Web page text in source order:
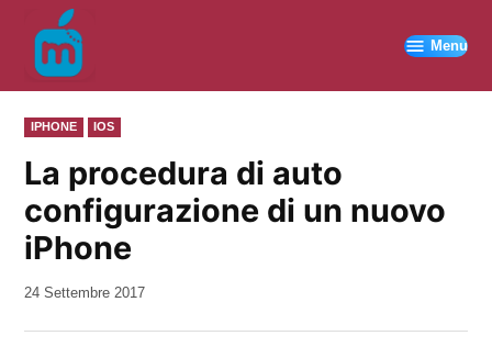
contenuto
Menu
PUBBLICATO
IN
IPHONE IOS
La procedura di auto
configurazione di un nuovo
iPhone
da
24 Settembre 2017